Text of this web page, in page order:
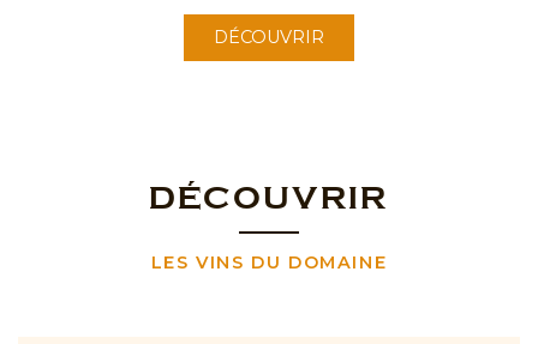
DÉCOUVRIR
DÉCOUVRIR
LES VINS DU DOMAINE